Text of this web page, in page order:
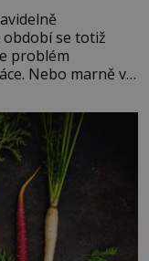
se totiž
problém
Nebo marně v
se paměť